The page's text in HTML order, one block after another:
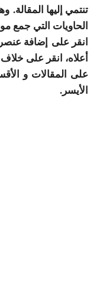
تنتمي إليها
الحاويات التي جمع
انقر على إضافة
أعلاه، انقر على
على المقالات و
الأيسر.